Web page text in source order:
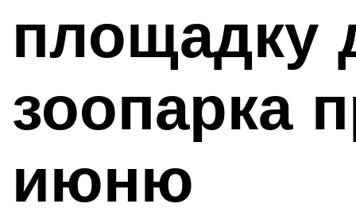
площадку
зоопарка
июню